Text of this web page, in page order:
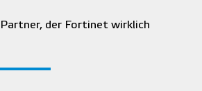
Partner, der Fortinet wirklich